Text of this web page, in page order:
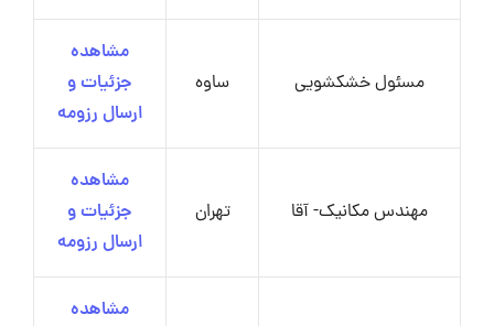
مسئول خشکشویی ساوه
مشاهده
جزئیات و
ارسال رزومه
مهندس مکانیک- آقا تهران
مشاهده
جزئیات و
ارسال رزومه
مشاهده